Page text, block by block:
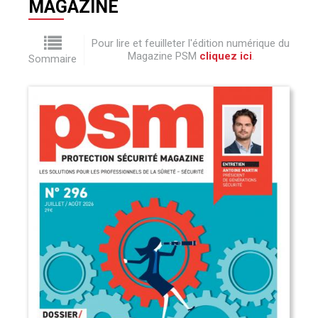
MAGAZINE
Sommaire
Pour lire et feuilleter l'édition numérique du
Magazine PSM cliquez ici.